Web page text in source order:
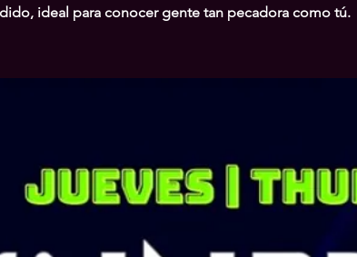
ideal para conocer gente tan pecadora como tú.